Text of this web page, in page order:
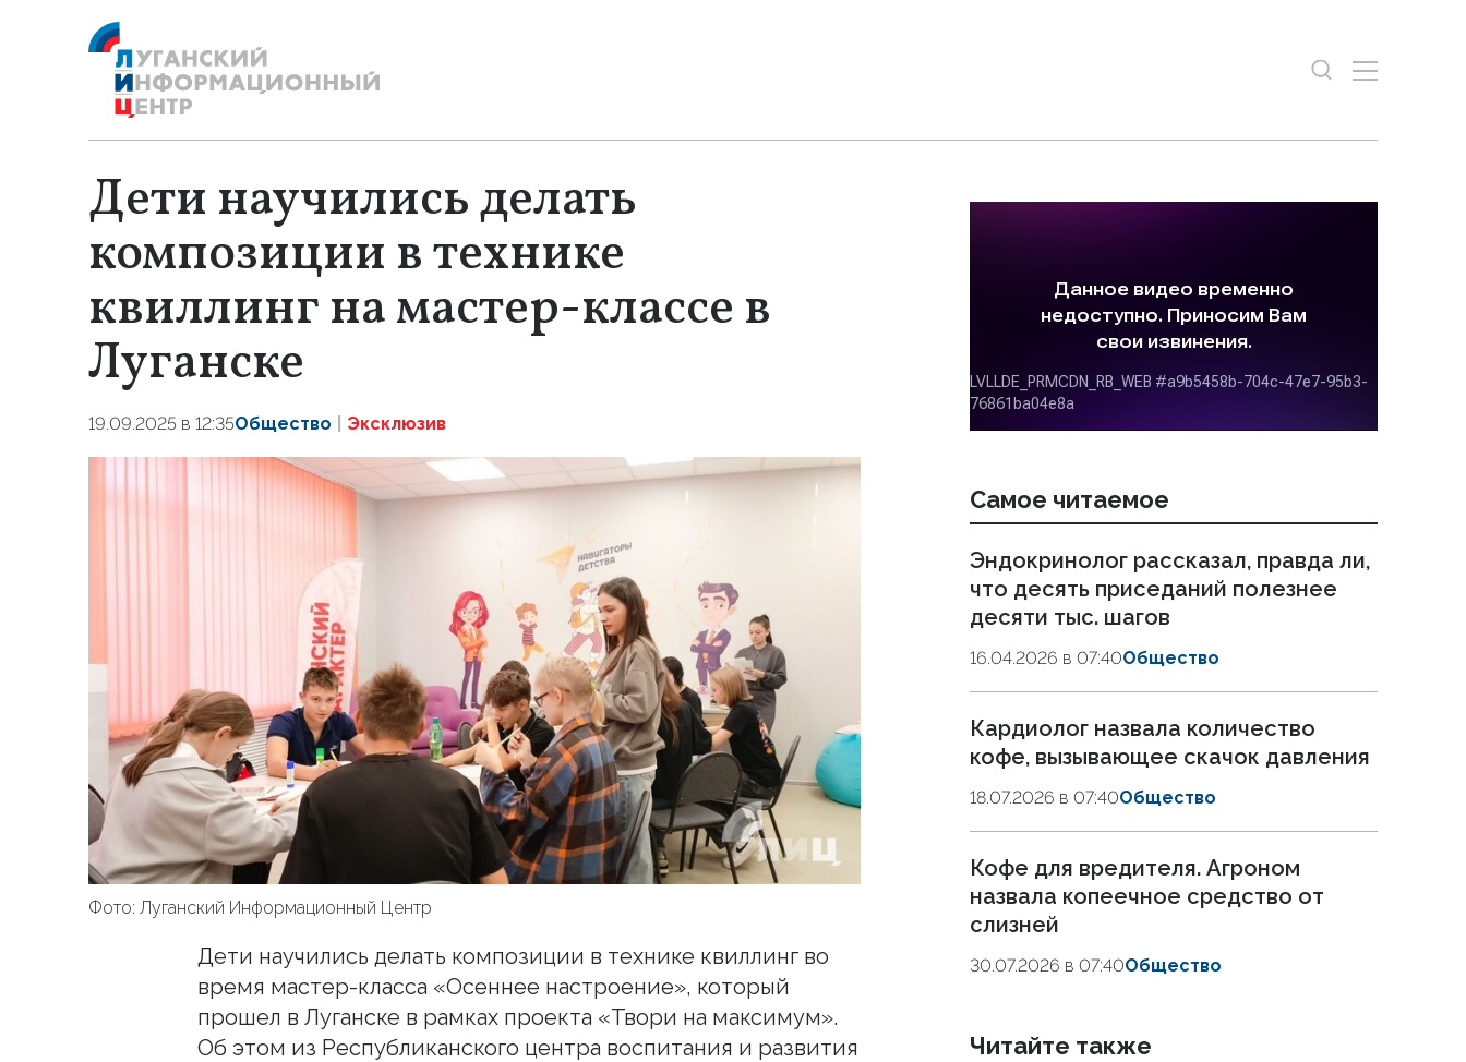
Дети научились делать
композиции в технике
квиллинг на мастер-классе в
Луганске
19.09.2025 в 12:35Общество Эксклюзив
Фото: Луганский Информационный Центр
Дети научились делать композиции в технике квиллинг во
время мастер-класса «Осеннее настроение», который
прошел в Луганске в рамках проекта «Твори на максимум».
Об этом из Республиканского центра воспитания и развития
Самое читаемое
Эндокринолог рассказал, правда ли,
что десять приседаний полезнее
десяти тыс. шагов
16.04.2026 в 07:40Общество
Кардиолог назвала количество
кофе, вызывающее скачок давления
18.07.2026 в 07:40Общество
Кофе для вредителя. Агроном
назвала копеечное средство от
слизней
30.07.2026 в 07:40Общество
Читайте также